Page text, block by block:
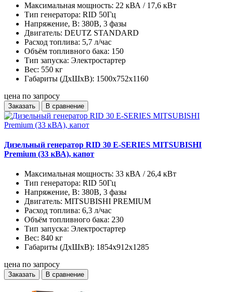
Максимальная мощность: 22 кВА / 17,6 кВт
Тип генератора: RID 50Гц
Напряжение, В: 380В, 3 фазы
Двигатель: DEUTZ STANDARD
Расход топлива: 5,7 л/час
Объём топливного бака: 150
Тип запуска: Электростартер
Вес: 550 кг
Габариты (ДхШхВ): 1500x752x1160
цена по запросу
Заказать В сравнение
Дизельный генератор RID 30 E-SERIES MITSUBISHI
Premium (33 кВА), капот
Максимальная мощность: 33 кВА / 26,4 кВт
Тип генератора: RID 50Гц
Напряжение, В: 380В, 3 фазы
Двигатель: MITSUBISHI PREMIUM
Расход топлива: 6,3 л/час
Объём топливного бака: 230
Тип запуска: Электростартер
Вес: 840 кг
Габариты (ДхШхВ): 1854x912x1285
цена по запросу
Заказать В сравнение